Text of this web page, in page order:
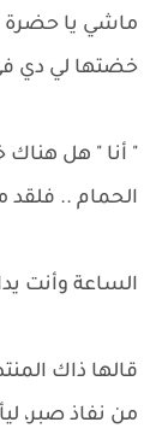
ماشي يا حضرة
خضتها لي دي
" أنا " هل هناك
الحمام .. فلقد
الساعة وأنت
قالها ذاك
من نفاذ صبر،